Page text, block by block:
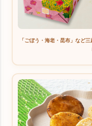
「ごぼう・海老・昆布」など